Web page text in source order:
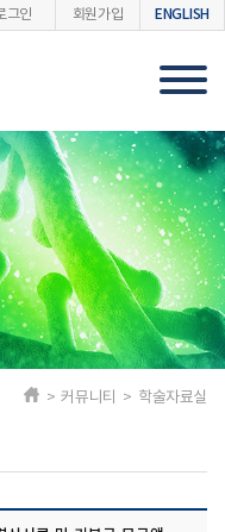
그인 회원가입 ENGLISH
> 커뮤니티 > 학술자료실